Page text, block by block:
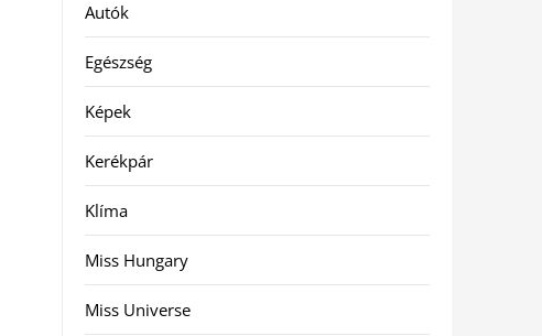
Autók
Egészség
Képek
Kerékpár
Klíma
Miss Hungary
Miss Universe